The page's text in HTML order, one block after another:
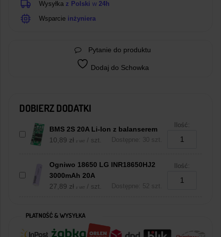
Wysyłka z Polski w 24h
Wsparcie inżyniera
Pytanie do produktu
Dodaj do Schowka
DOBIERZ DODATKI
BMS 2S 20A Li-Ion z balanserem
10,89 zł z VAT / szt. Dostępne: 30 szt.
Ilość:
Ogniwo 18650 LG INR18650HJ2
3000mAh 20A
27,89 zł z VAT / szt. Dostępne: 52 szt.
Ilość:
PŁATNOŚĆ & WYSYŁKA